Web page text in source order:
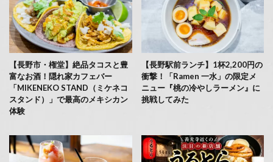
【長野市・権堂】絶品タコスと豊
富なお酒！隠れ家カフェバー
「MIKENEKO STAND（ミケネコ
スタンド）」で最高のメキシカン
体験
【長野駅前ランチ】1杯2,200円の
衝撃！「Ramen 一水」の限定メ
ニュー『桃の冷やしラーメン』に
挑戦してみた